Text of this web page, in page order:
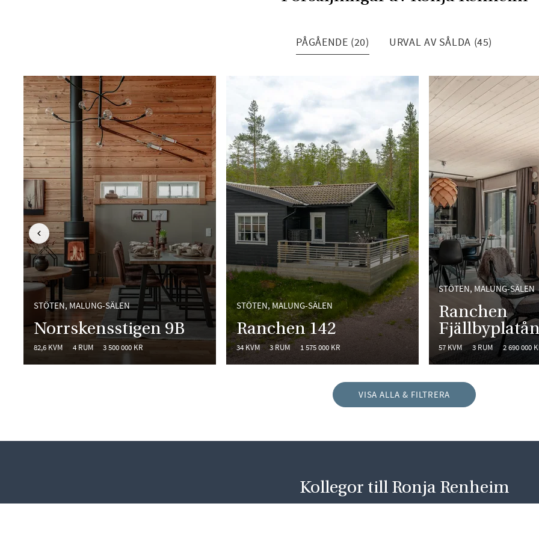
PÅGÅENDE (20) URVAL AV SÅLDA (45)
PÅGÅENDE (20)
STÖTEN, MALUNG-SÄLEN
Norrskensstigen 9B
82,6 KVM 4 RUM 3 500 000 KR
STÖTEN, MALUNG-SÄLEN
Ranchen 142
34 KVM 3 RUM 1 575 000 KR
STÖTEN, MALUNG-SÄLEN
Ranchen
57 KVM 3 RUM 2 690 000
BAKÅT I LISTAN
VISA ALLA & FILTRERA
Kollegor till Ronja Renheim